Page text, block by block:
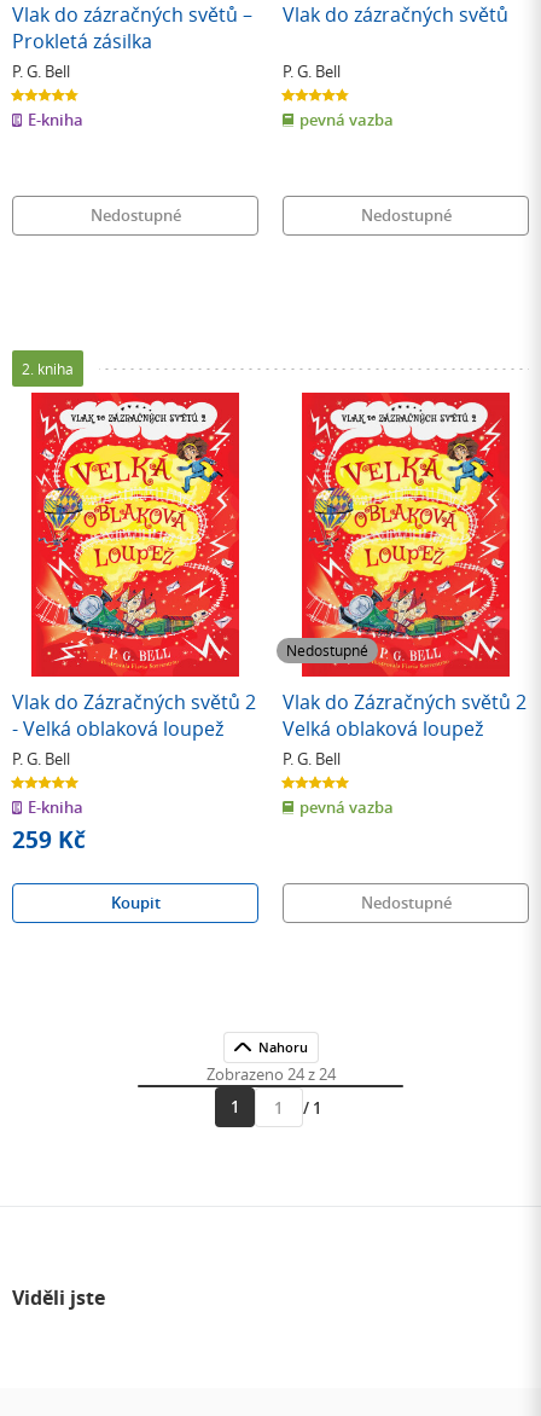
Vlak do zázračných světů –
Prokletá zásilka
P. G. Bell
4.8
z
5
hvězdiček
E-kniha
Nedostupné
Vlak do zázračných světů
P. G. Bell
4.8
z
5
hvězdiček
pevná vazba
Nedostupné
2. kniha
Vlak do Zázračných světů 2
- Velká oblaková loupež
P. G. Bell
5.0
z
5
hvězdiček
E-kniha
259 Kč
Koupit
Nedostupné
Vlak do Zázračných světů 2
Velká oblaková loupež
P. G. Bell
5.0
z
5
hvězdiček
pevná vazba
Nedostupné
Nahoru
Zobrazeno 24 z 24
1
Přejít
/ 1
Viděli jste